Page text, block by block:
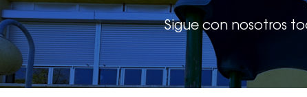
Sigue con nosotros